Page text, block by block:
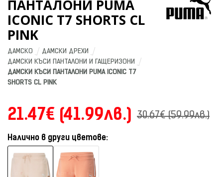
ПАНТАЛОНИ PUMA
ICONIC T7 SHORTS CL
PINK
ДАМСКО
ДАМСКИ ДРЕХИ
ДАМСКИ КЪСИ ПАНТАЛОНИ И ГАЩЕРИЗОНИ
ДАМСКИ КЪСИ ПАНТАЛОНИ PUMA ICONIC T7
SHORTS CL PINK
21.47€ (41.99лв.) 30.67€ (59.99лв.)
Налично в други цветове: